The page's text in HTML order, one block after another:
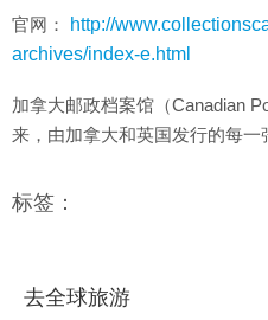
官网：
http://
archives/index-e.html
加拿大邮政档案馆（Canadian
来，由加拿大和英国发行的每一
标签：
去全球旅游